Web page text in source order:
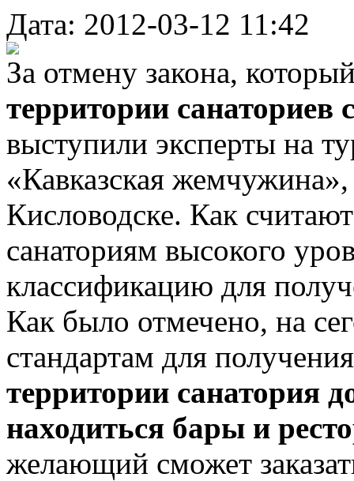
Дата: 2012-03-12 11:42
За отмену закона,
территории санаториев
выступили эксперты на
«Кавказская
Кисловодске. Как
санаториям высокого
классификацию для
Как было отмечено, на
стандартам для
территории санатория
находиться бары и
желающий сможет